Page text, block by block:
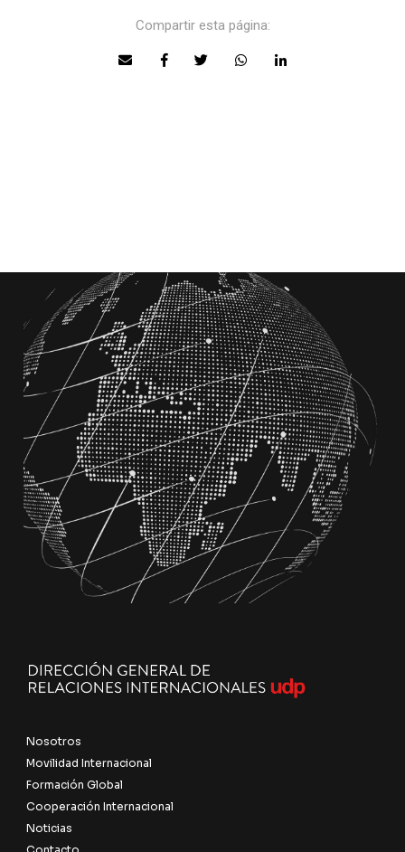
Compartir esta página:
Nosotros
Movilidad Internacional
Formación Global
Cooperación Internacional
Noticias